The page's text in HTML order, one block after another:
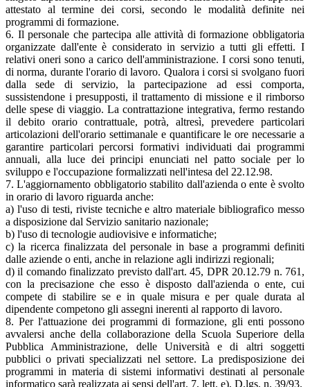
attestato al termine dei corsi, secondo le modalità definite nei
programmi di formazione.
6. Il personale che partecipa alle attività di formazione obbligatoria
organizzate dall'ente è considerato in servizio a tutti gli effetti. I
relativi oneri sono a carico dell'amministrazione. I corsi sono tenuti,
di norma, durante l'orario di lavoro. Qualora i corsi si svolgano fuori
dalla sede di servizio, la partecipazione ad essi comporta,
sussistendone i presupposti, il trattamento di missione e il rimborso
delle spese di viaggio. La contrattazione integrativa, fermo restando
il debito orario contrattuale, potrà, altresì, prevedere particolari
articolazioni dell'orario settimanale e quantificare le ore necessarie a
garantire particolari percorsi formativi individuati dai programmi
annuali, alla luce dei principi enunciati nel patto sociale per lo
sviluppo e l'occupazione formalizzati nell'intesa del 22.12.98.
7. L'aggiornamento obbligatorio stabilito dall'azienda o ente è svolto
in orario di lavoro riguarda anche:
a) l'uso di testi, riviste tecniche e altro materiale bibliografico messo
a disposizione dal Servizio sanitario nazionale;
b) l'uso di tecnologie audiovisive e informatiche;
c) la ricerca finalizzata del personale in base a programmi definiti
dalle aziende o enti, anche in relazione agli indirizzi regionali;
d) il comando finalizzato previsto dall'art. 45, DPR 20.12.79 n. 761,
con la precisazione che esso è disposto dall'azienda o ente, cui
compete di stabilire se e in quale misura e per quale durata al
dipendente competono gli assegni inerenti al rapporto di lavoro.
8. Per l'attuazione dei programmi di formazione, gli enti possono
avvalersi anche della collaborazione della Scuola Superiore della
Pubblica Amministrazione, delle Università e di altri soggetti
pubblici o privati specializzati nel settore. La predisposizione dei
programmi in materia di sistemi informativi destinati al personale
informatico sarà realizzata ai sensi dell'art. 7, lett. e), D.lgs. n. 39/93.